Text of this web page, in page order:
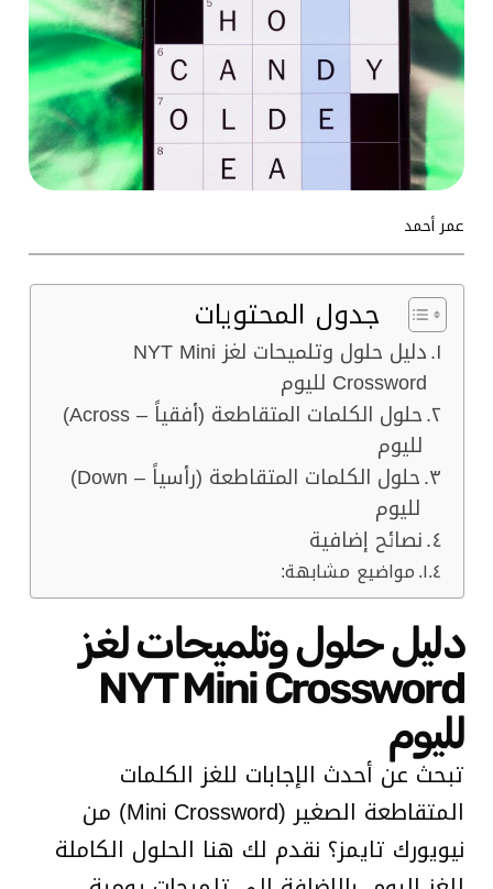
عمر أحمد
جدول المحتويات
دليل حلول وتلميحات لغز NYT Mini
Crossword لليوم
حلول الكلمات المتقاطعة (أفقياً – Across)
لليوم
حلول الكلمات المتقاطعة (رأسياً – Down)
لليوم
نصائح إضافية
مواضيع مشابهة:
دليل حلول وتلميحات لغز
NYT Mini Crossword
لليوم
تبحث عن أحدث الإجابات للغز الكلمات
المتقاطعة الصغير (Mini Crossword) من
نيويورك تايمز؟ نقدم لك هنا الحلول الكاملة